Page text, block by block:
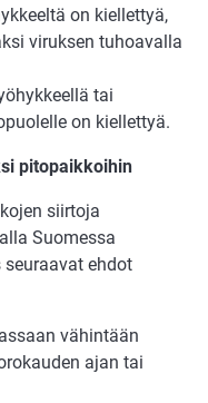
on kiellettyä,
viruksen tuhoavalla
tai
on kiellettyä.
pitopaikkoihin
siirtoja
Suomessa
ehdot
vähintään
ajan tai